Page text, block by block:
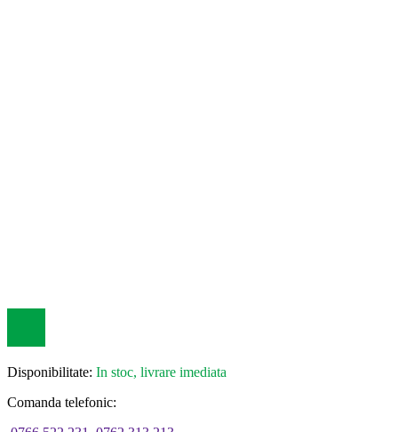
Disponibilitate: In stoc, livrare imediata
Comanda telefonic: